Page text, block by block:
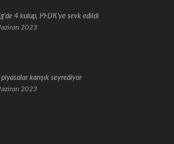
4 kulüp, PFDK'ye sevk edildi
2023
karışık seyrediyor
2023